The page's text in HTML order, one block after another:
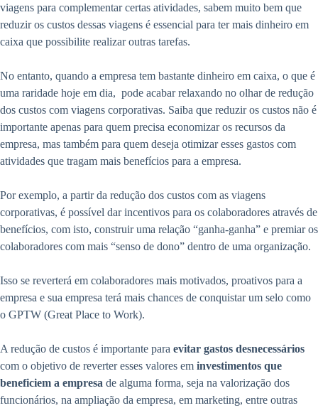
viagens para complementar certas atividades, sabem muito bem que
reduzir os custos dessas viagens é essencial para ter mais dinheiro em
caixa que possibilite realizar outras tarefas.
No entanto, quando a empresa tem bastante dinheiro em caixa, o que é
uma raridade hoje em dia, pode acabar relaxando no olhar de redução
dos custos com viagens corporativas. Saiba que reduzir os custos não é
importante apenas para quem precisa economizar os recursos da
empresa, mas também para quem deseja otimizar esses gastos com
atividades que tragam mais benefícios para a empresa.
Por exemplo, a partir da redução dos custos com as viagens
corporativas, é possível dar incentivos para os colaboradores através de
benefícios, com isto, construir uma relação “ganha-ganha” e premiar os
colaboradores com mais “senso de dono” dentro de uma organização.
Isso se reverterá em colaboradores mais motivados, proativos para a
empresa e sua empresa terá mais chances de conquistar um selo como
o GPTW (Great Place to Work).
A redução de custos é importante para evitar gastos desnecessários
com o objetivo de reverter esses valores em investimentos que
beneficiem a empresa de alguma forma, seja na valorização dos
funcionários, na ampliação da empresa, em marketing, entre outras